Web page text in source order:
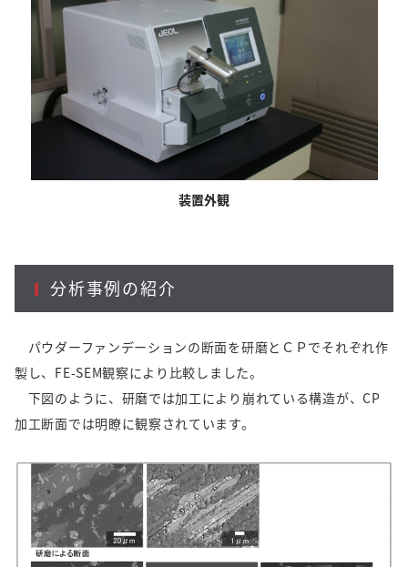
装置外観
分析事例の紹介
パウダーファンデーションの断面を研磨とＣＰでそれぞれ作
製し、FE-SEM観察により比較しました。
下図のように、研磨では加工により崩れている構造が、CP
加工断面では明瞭に観察されています。